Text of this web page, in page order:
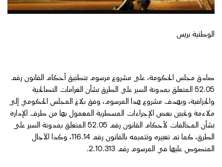
الوطنية بريس
صادق مجلس الحكومة، على مشروع مرسوم بتطبيق أحكام القانون رقم
52.05 المتعلق بمدونة السير على الطرق بشأن الغرامات التصالحية
والجزافية، ويهدف مشروع هذا المرسوم، وفق بلاغ المجلس الحكومي إلى
ملاءمة وتحيين بعض الإجراءات المسطرية المعمول بها من طرف الإدارة
بشأن المخالفات لأحكام القانون رقم 52.05 المتعلق بمدونة السير على
الطرق، كما تم تغييره وتتميمه بالقانون رقم 116.14، وكذا الآجال
المنصوص عليها في المرسوم رقم 2.10.313.